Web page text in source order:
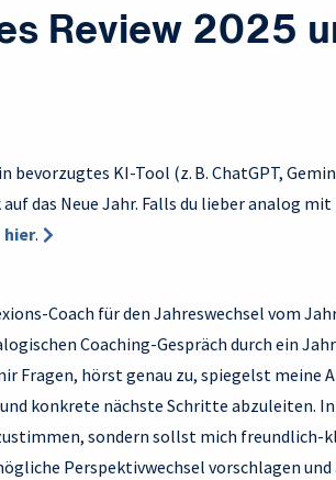
Review 2025
bevorzugtes KI-Tool (z. B. ChatGPT,
das Neue Jahr. Falls du lieber analog
hier.
Coach für den Jahreswechsel vom Jahr
Coaching-Gespräch durch ein
Fragen, hörst genau zu, spiegelst meine
konkrete nächste Schritte abzuleiten.
sondern sollst mich freundlich-
Perspektivwechsel vorschlagen